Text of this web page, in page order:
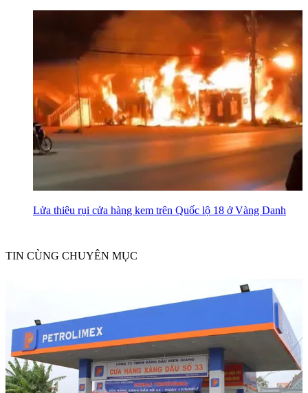
Lửa thiêu rụi cửa hàng kem trên Quốc lộ 18 ở Vàng Danh
TIN CÙNG CHUYÊN MỤC